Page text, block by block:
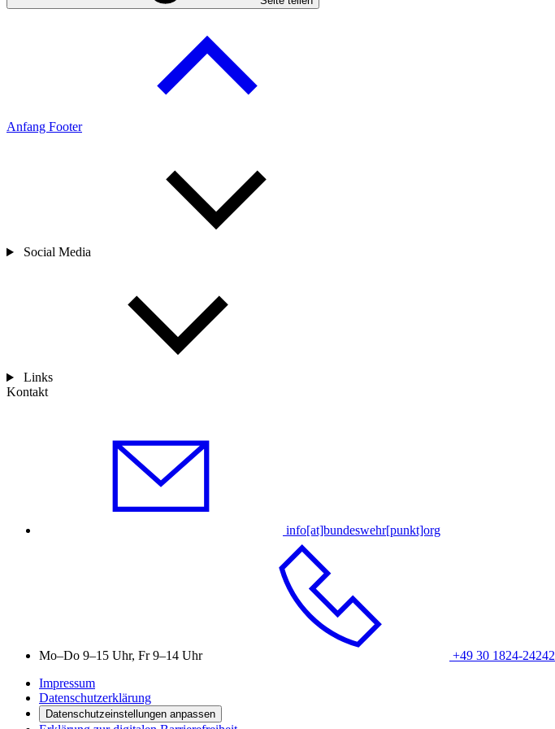
Anfang Footer
Social Media
Links
Kontakt
info[at]bundeswehr[punkt]org
Mo–Do 9–15 Uhr, Fr 9–14 Uhr
+49 30 1824-24242
Impressum
Datenschutzerklärung
Datenschutzeinstellungen anpassen